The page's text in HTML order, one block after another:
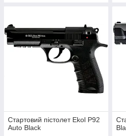
Стартовий пістолет Ekol P92
Auto Black